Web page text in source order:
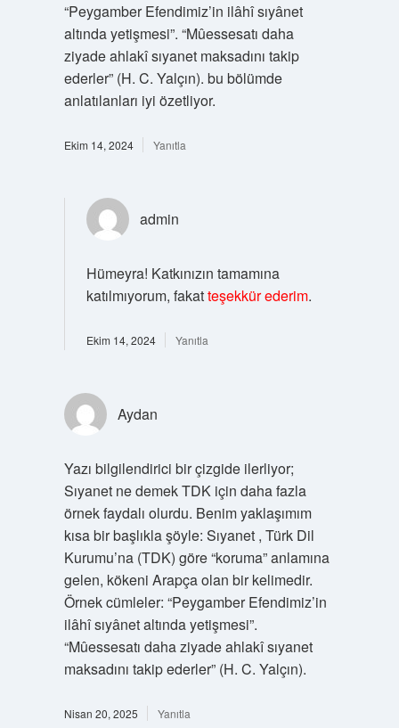
“Peygamber Efendimiz’in ilâhî sıyânet
altında yetişmesi”. “Mûessesatı daha
ziyade ahlakî sıyanet maksadını takip
ederler” (H. C. Yalçın). bu bölümde
anlatılanları iyi özetliyor.
Ekim 14, 2024 Yanıtla
admin
Hümeyra! Katkınızın tamamına
katılmıyorum, fakatteşekkür ederim.
Ekim 14, 2024 Yanıtla
Aydan
Yazı bilgilendirici bir çizgide ilerliyor;
Sıyanet ne demek TDK için daha fazla
örnek faydalı olurdu. Benim yaklaşımım
kısa bir başlıkla şöyle: Sıyanet , Türk Dil
Kurumu’na (TDK) göre “koruma” anlamına
gelen, kökeni Arapça olan bir kelimedir.
Örnek cümleler: “Peygamber Efendimiz’in
ilâhî sıyânet altında yetişmesi”.
“Mûessesatı daha ziyade ahlakî sıyanet
maksadını takip ederler” (H. C. Yalçın).
Nisan 20, 2025 Yanıtla